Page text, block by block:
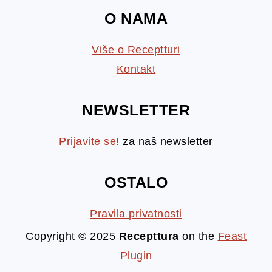
O NAMA
Više o Receptturi
Kontakt
NEWSLETTER
Prijavite se! za naš newsletter
OSTALO
Pravila privatnosti
Copyright © 2025 Recepttura on the Feast
Plugin